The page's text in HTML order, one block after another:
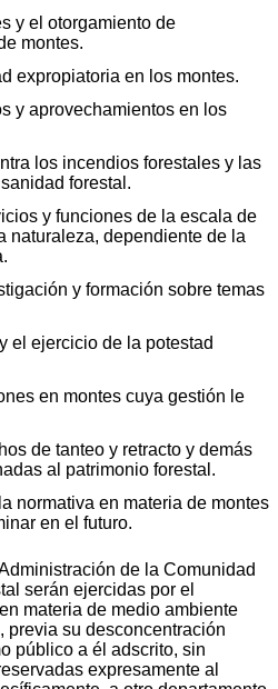
y el otorgamiento de
montes.
expropiatoria en los montes.
y aprovechamientos en los
los incendios forestales y las
forestal.
y funciones de la escala de
naturaleza, dependiente de la
y formación sobre temas
el ejercicio de la potestad
en montes cuya gestión le
de tanteo y retracto y demás
al patrimonio forestal.
normativa en materia de montes
en el futuro.
de la Comunidad
serán ejercidas por el
materia de medio ambiente
previa su desconcentración
público a él adscrito, sin
expresamente al